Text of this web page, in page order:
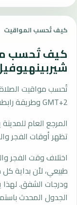
كيف تُحسب المواقيت
كيف تُحسب
تُحسب مواقيت
GMT+2 وطريقة رابطة العالم الإسلامي.
تظهر أوقات الفجر
اختلاف وقت الفجر
طبيعي، لأن بداية
ودرجات الشفق. لهذا
الجدول المحدث